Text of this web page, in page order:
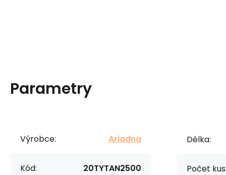
Parametry
Výrobce: Ariadna
Kód: 20TYTAN2500
Délka:
Počet